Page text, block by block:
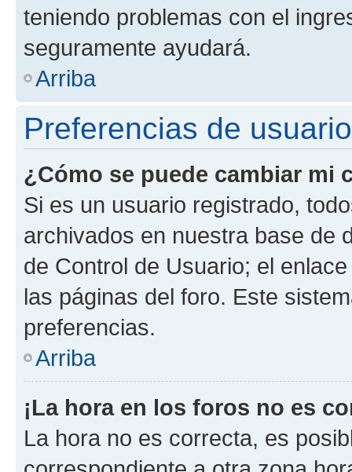
teniendo problemas con el
seguramente ayudará.
Arriba
Preferencias de
¿Cómo se puede cambiar mi
Si es un usuario registrado,
archivados en nuestra base de
de Control de Usuario; el
las páginas del foro. Este
preferencias.
Arriba
¡La hora en los foros no es
La hora no es correcta, es